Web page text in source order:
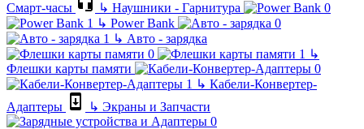
Смарт-часы
↳ Наушники - Гарнитура
↳ Power Bank
↳ Авто - зарядка
↳
Флешки карты памяти
↳ Кабели-Конвертер-
Адаптеры
↳ Экраны и Запчасти